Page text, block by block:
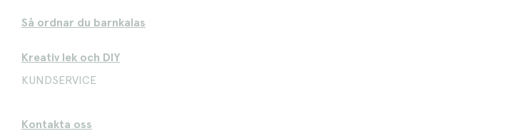
Så ordnar du barnkalas
Kreativ lek och DIY
KUNDSERVICE
Kontakta oss